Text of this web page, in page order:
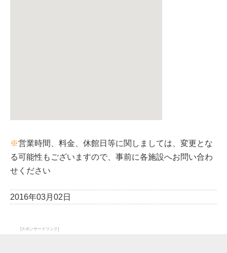
※営業時間、料金、休館日等に関しましては、変更とな
る可能性もございますので、事前に各施設へお問い合わ
せください
2016年03月02日
[スポンサードリンク]